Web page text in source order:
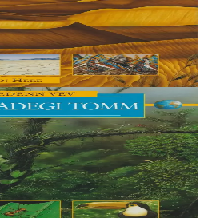
parties du monde se sont
de la faune, de la flore et des
environnement si hostile....
de la planète" des forêts
plantes, les animaux et les hommes